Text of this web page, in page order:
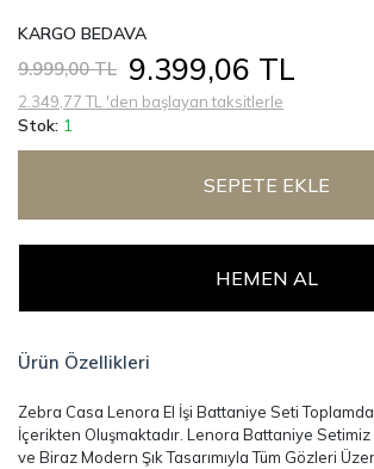
KARGO BEDAVA
9.999,00 TL 9.399,06 TL
2.349,77 TL 'den başlayan taksitlerle
Stok: 1
SEPETE EKLE
HEMEN AL
Ürün Özellikleri
Zebra Casa Lenora El İşi Battaniye Seti
İçerikten Oluşmaktadır. Lenora Battaniye
ve Biraz Modern Şık Tasarımıyla Tüm Gözleri